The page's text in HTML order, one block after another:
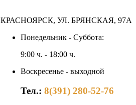
КРАСНОЯРСК, УЛ. БРЯНСКАЯ, 97А
Понедельник - Суббота:
9:00 ч. - 18:00 ч.
Воскресенье - выходной
Тел.: 8(391) 280-52-76